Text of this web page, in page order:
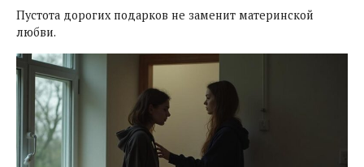
Пустота дорогих подарков не заменит материнской
любви.